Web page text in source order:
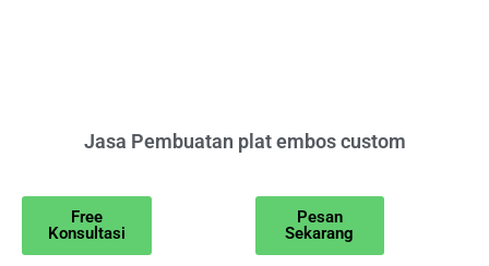
Jasa Pembuatan plat embos custom
Free
Konsultasi
Pesan
Sekarang